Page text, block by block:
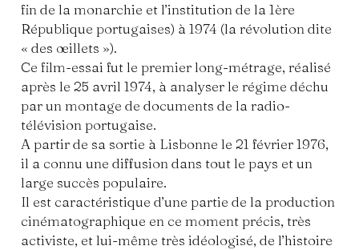
fin de la monarchie et l’institution de la 1ère
République portugaises) à 1974 (la révolution dite
« des œillets »).
Ce film-essai fut le premier long-métrage, réalisé
après le 25 avril 1974, à analyser le régime déchu
par un montage de documents de la radio-
télévision portugaise.
A partir de sa sortie à Lisbonne le 21 février 1976,
il a connu une diffusion dans tout le pays et un
large succès populaire.
Il est caractéristique d’une partie de la production
cinématographique en ce moment précis, très
activiste, et lui-même très idéologisé, de l’histoire